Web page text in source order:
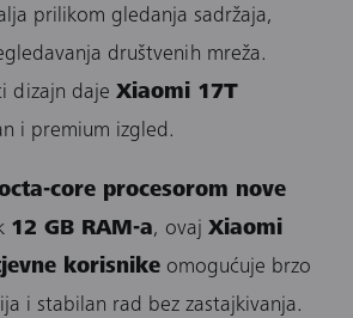
prilikom gledanja sadržaja,
društvenih mreža.
dizajn daje Xiaomi 17T
i premium izgled.
core procesorom nove
12 GB RAM-a, ovaj Xiaomi
korisnike omogućuje brzo
i stabilan rad bez zastajkivanja.